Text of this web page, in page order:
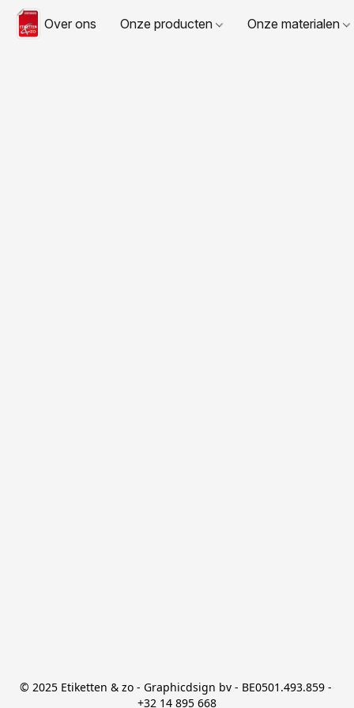
Over ons Onze producten Onze materialen
© 2025 Etiketten & zo - Graphicdsign bv - BE0501.493.859 -
+32 14 895 668